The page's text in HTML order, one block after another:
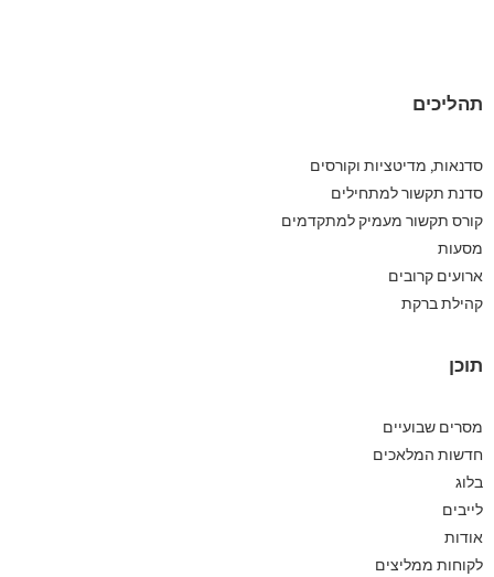
תהליכים
סדנאות, מדיטציות וקורסים
סדנת תקשור למתחילים
קורס תקשור מעמיק למתקדמים
מסעות
ארועים קרובים
קהילת ברקת
תוכן
מסרים שבועיים
חדשות המלאכים
בלוג
לייבים
אודות
לקוחות ממליצים